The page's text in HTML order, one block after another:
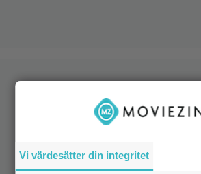
Vi värdesätter din integritet